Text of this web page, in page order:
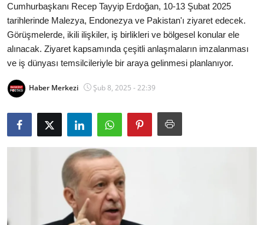
Mülki İdare
Toplum ve Yaşam
Sivil Toplum Kuruluşları
Kamu Kurumları ve Üst Kurullar
Resmi Reklamlar
Cumhurbaşkanı Recep Tayyip Erdoğan, 10-13 Şubat 2025
tarihlerinde Malezya, Endonezya ve Pakistan'ı ziyaret edecek.
Görüşmelerde, ikili ilişkiler, iş birlikleri ve bölgesel konular ele
alınacak. Ziyaret kapsamında çeşitli anlaşmaların imzalanması
ve iş dünyası temsilcileriyle bir araya gelinmesi planlanıyor.
Haber Merkezi Şub 8, 2025 - 22:39